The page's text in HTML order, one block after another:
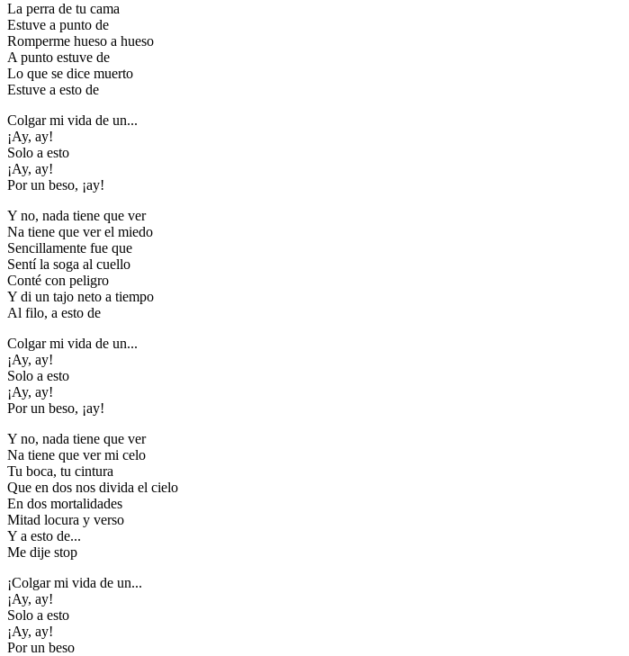
La perra de tu cama
Estuve a punto de
Romperme hueso a hueso
A punto estuve de
Lo que se dice muerto
Estuve a esto de
Colgar mi vida de un...
¡Ay, ay!
Solo a esto
¡Ay, ay!
Por un beso, ¡ay!
Y no, nada tiene que ver
Na tiene que ver el miedo
Sencillamente fue que
Sentí la soga al cuello
Conté con peligro
Y di un tajo neto a tiempo
Al filo, a esto de
Colgar mi vida de un...
¡Ay, ay!
Solo a esto
¡Ay, ay!
Por un beso, ¡ay!
Y no, nada tiene que ver
Na tiene que ver mi celo
Tu boca, tu cintura
Que en dos nos divida el cielo
En dos mortalidades
Mitad locura y verso
Y a esto de...
Me dije stop
¡Colgar mi vida de un...
¡Ay, ay!
Solo a esto
¡Ay, ay!
Por un beso